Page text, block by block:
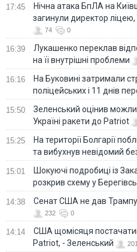
17:45
Нічна атака БпЛА на
загинули директор ліцею,
74 0
16:39
Лукашенко переклав
на її внутрішні проблеми
16:16
На Буковині затримали
поліцейських і 11 днів
15:50
Зеленський оцінив
Україні ракети до Patriot
15:25
На території Болгарії
та вибухнув невідомий
15:01
Шокуючі подробиці із
розкрив схему у
14:38 Сенат США не дав Трампу
232 0
14:14
США щомісяця
Patriot, - Зеленський
201